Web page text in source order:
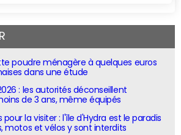
poudre ménagère à quelques euros
dans une étude
: les autorités déconseillent
de 3 ans, même équipés
pour la visiter : l'île d'Hydra est le paradis
motos et vélos y sont interdits